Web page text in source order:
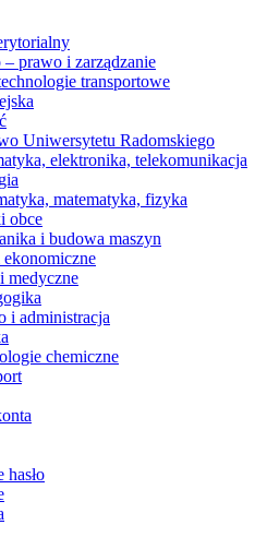
prawo i zarządzanie
transportowe
Uniwersytetu Radomskiego
elektronika, telekomunikacja
matematyka, fizyka
obce
i budowa maszyn
medyczne
i administracja
chemiczne
hasło